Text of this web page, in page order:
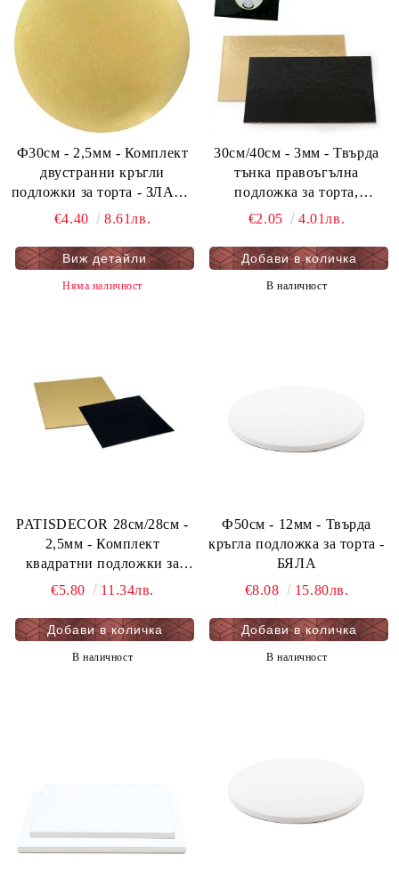
Ф30см - 2,5мм - Комплект
двустранни кръгли
подложки за торта - ЗЛАТО
и ЧЕРНО - мукава - 5 бр.
€4.40 8.61лв.
Виж детайли
Няма наличност
30см/40см - 3мм - Твърда
тънка правоъгълна
подложка за торта,
двустранна - злато и черно
€2.05 4.01лв.
В наличност
PATISDECOR 28см/28см -
2,5мм - Комплект
квадратни подложки за
торта, двустранни - злато и
€5.80 11.34лв.
В наличност
Ф50см - 12мм - Твърда
кръгла подложка за торта -
БЯЛА
€8.08
15.80лв.
В наличност